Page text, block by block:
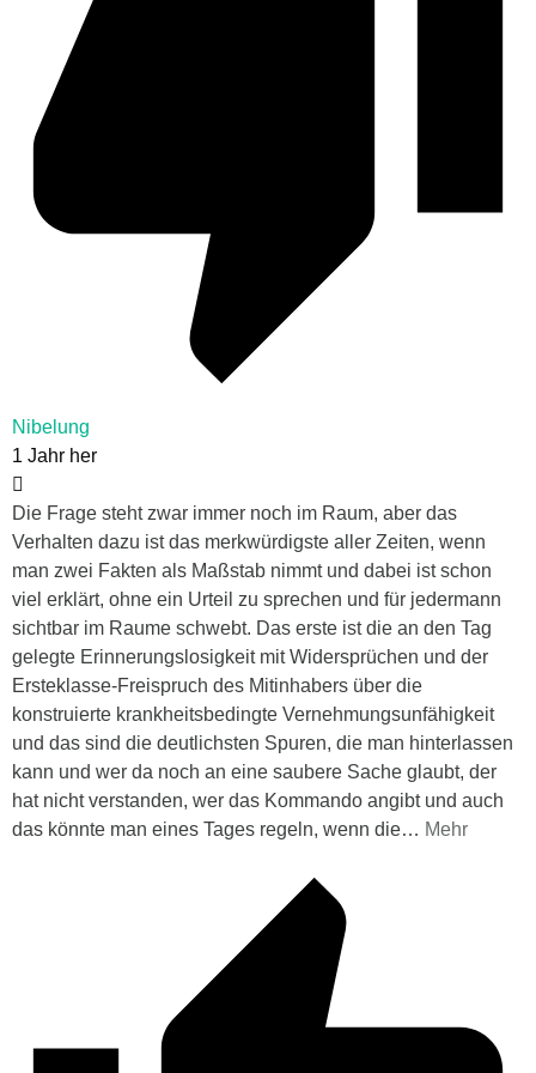
Nibelung
1 Jahr her
Die Frage steht zwar immer noch im Raum, aber das
Verhalten dazu ist das merkwürdigste aller Zeiten, wenn
man zwei Fakten als Maßstab nimmt und dabei ist schon
viel erklärt, ohne ein Urteil zu sprechen und für jedermann
sichtbar im Raume schwebt. Das erste ist die an den Tag
gelegte Erinnerungslosigkeit mit Widersprüchen und der
Ersteklasse-Freispruch des Mitinhabers über die
konstruierte krankheitsbedingte Vernehmungsunfähigkeit
und das sind die deutlichsten Spuren, die man hinterlassen
kann und wer da noch an eine saubere Sache glaubt, der
hat nicht verstanden, wer das Kommando angibt und auch
das könnte man eines Tages regeln, wenn die… Mehr